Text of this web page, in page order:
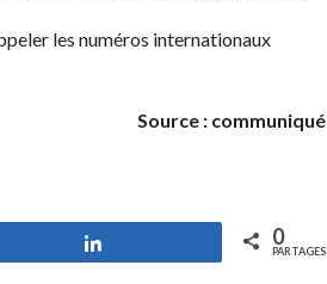
les numéros internationaux
Source : communiqué
0
PARTAGES